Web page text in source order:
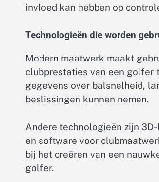
invloed kan hebben op
Technologieën die worden
Modern maatwerk maakt
clubprestaties van een golfer
gegevens over balsnelheid,
beslissingen kunnen nemen.
Andere technologieën zijn
en software voor
bij het creëren van een
golfer.